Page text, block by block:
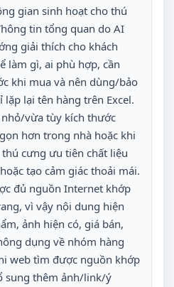
gian sinh hoạt cho thú
tin tổng quan do AI
giải thích cho khách
làm gì, ai phù hợp, cần
khi mua và nên dùng/bảo
lặp lại tên hàng trên Excel.
vừa tùy kích thước
hơn trong nhà hoặc khi
cưng ưu tiên chất liệu
tạo cảm giác thoải mái.
đủ nguồn Internet khớp
vì vậy nội dung hiện
ảnh hiện có, giá bán,
dụng về nhóm hàng
web tìm được nguồn khớp
sung thêm ảnh/link/ý